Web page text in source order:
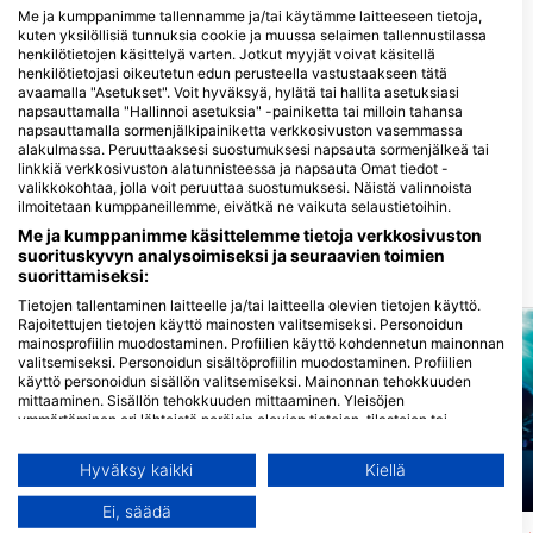
Blue Submarine diving
center Happy Life Hotel, Blue
Submarine diving centers
Happy Life
marsa alam happy life hotel _Kilo 32
South, 0000 Marsa Alam, Egypti
ORCA DIVE CLUB WADI
LAHMY AZUR
Club Wadi Lahmy Azur, 01234
Hamata, Egypti
Lähellä olevat sukelluskohteet
Aqualung
Me ja kumppanimme tallennamme ja/tai käytämme laitteeseen tietoja,
kuten yksilöllisiä tunnuksia cookie ja muussa selaimen tallennustilassa
henkilötietojen käsittelyä varten. Jotkut myyjät voivat käsitellä
henkilötietojasi oikeutetun edun perusteella vastustaakseen tätä
avaamalla "Asetukset". Voit hyväksyä, hylätä tai hallita asetuksiasi
napsauttamalla "Hallinnoi asetuksia" -painiketta tai milloin tahansa
napsauttamalla sormenjälkipainiketta verkkosivuston vasemmassa
alakulmassa. Peruuttaaksesi suostumuksesi napsauta sormenjälkeä tai
linkkiä verkkosivuston alatunnisteessa ja napsauta Omat tiedot -
valikkokohtaa, jolla voit peruuttaa suostumuksesi. Näistä valinnoista
ilmoitetaan kumppaneillemme, eivätkä ne vaikuta selaustietoihin.
Me ja kumppanimme käsittelemme tietoja verkkosivuston
suorituskyvyn analysoimiseksi ja seuraavien toimien
suorittamiseksi:
Tietojen tallentaminen laitteelle ja/tai laitteella olevien tietojen käyttö.
Rajoitettujen tietojen käyttö mainosten valitsemiseksi. Personoidun
mainosprofiilin muodostaminen. Profiilien käyttö kohdennetun mainonnan
valitsemiseksi. Personoidun sisältöprofiilin muodostaminen. Profiilien
käyttö personoidun sisällön valitsemiseksi. Mainonnan tehokkuuden
mittaaminen. Sisällön tehokkuuden mittaaminen. Yleisöjen
ymmärtäminen eri lähteistä peräisin olevien tietojen, tilastojen tai
Rajoitettujen tietojen käyttö sisällön valitsemiseen.
Lisätietoja Googlen tavasta käyttää tietoja löydät täältä:
https://business.safety.google/privacy/
Tietoja voidaan jakaa Euroopan unionin ulkopuolelle ja lähettää
Hyväksy kaikki Kiellä
Ei, säädä